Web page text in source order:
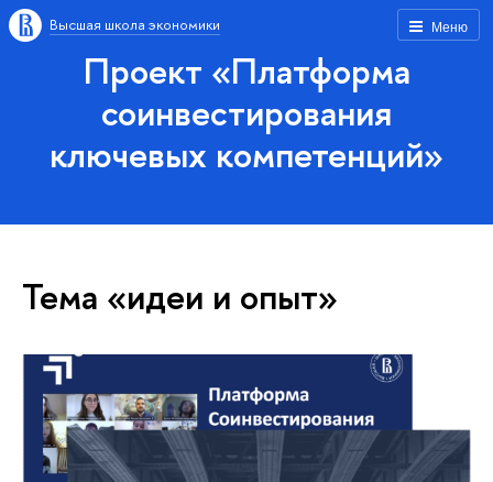
Меню
Высшая школа экономики
Проект «Платформа
соинвестирования
ключевых компетенций»
Тема «идеи и опыт»